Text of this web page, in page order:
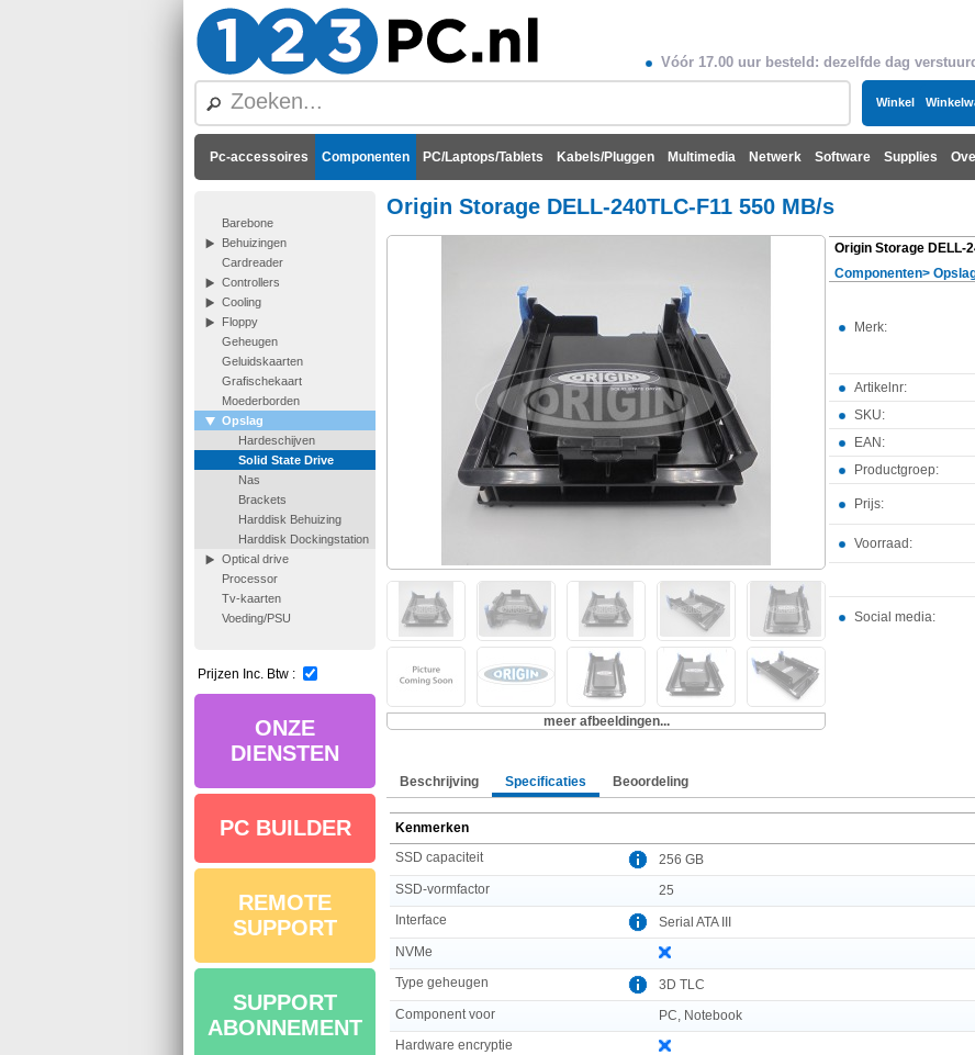
Vóór 17.00 uur besteld: dezelfde dag
Winkel
Pc-accessoires Componenten PC/Laptops/Tablets Kabels/Pluggen Multimedia Netwerk Software Supplies
Barebone
Behuizingen
Cardreader
Controllers
Cooling
Floppy
Geheugen
Geluidskaarten
Grafischekaart
Moederborden
Opslag
Hardeschijven
Solid State Drive
Nas
Brackets
Harddisk Behuizing
Harddisk Dockingstation
Optical drive
Processor
Tv-kaarten
Voeding/PSU
Prijzen Inc. Btw :
ONZE
DIENSTEN
PC BUILDER
REMOTE
SUPPORT
SUPPORT
ABONNEMENT
Origin Storage DELL-240TLC-F11 550 MB/s
meer afbeeldingen...
Componenten>
Merk:
Artikelnr:
SKU:
EAN:
Productgroep:
Prijs:
Voorraad:
Social media:
Beschrijving Specificaties Beoordeling
Kenmerken
SSD capaciteit
256 GB
SSD-vormfactor
25
Interface
Serial ATA III
NVMe
Type geheugen
3D TLC
Component voor
PC, Notebook
Hardware encryptie